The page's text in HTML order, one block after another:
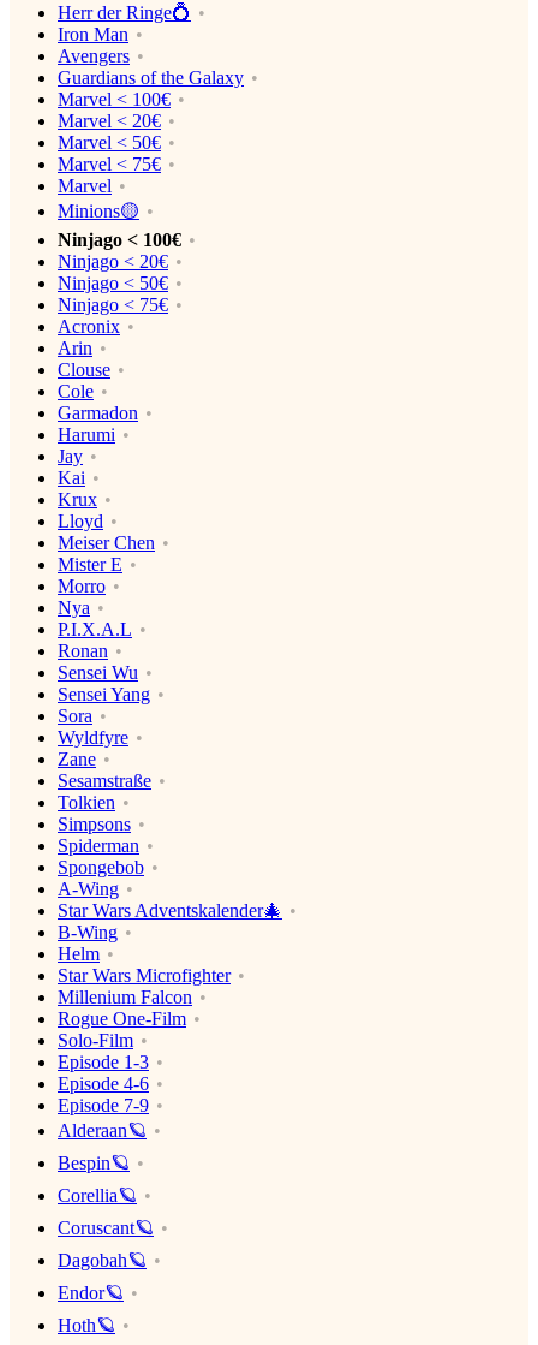
Herr der Ringe💍
Iron Man
Avengers
Guardians of the Galaxy
Marvel < 100€
Marvel < 20€
Marvel < 50€
Marvel < 75€
Marvel
Minions🟡
Ninjago < 100€
Ninjago < 20€
Ninjago < 50€
Ninjago < 75€
Acronix
Arin
Clouse
Cole
Garmadon
Harumi
Jay
Kai
Krux
Lloyd
Meiser Chen
Mister E
Morro
Nya
P.I.X.A.L
Ronan
Sensei Wu
Sensei Yang
Sora
Wyldfyre
Zane
Sesamstraße
Tolkien
Simpsons
Spiderman
Spongebob
A-Wing
Star Wars Adventskalender🎄
B-Wing
Helm
Star Wars Microfighter
Millenium Falcon
Rogue One-Film
Solo-Film
Episode 1-3
Episode 4-6
Episode 7-9
Alderaan🪐
Bespin🪐
Corellia🪐
Coruscant🪐
Dagobah🪐
Endor🪐
Hoth🪐